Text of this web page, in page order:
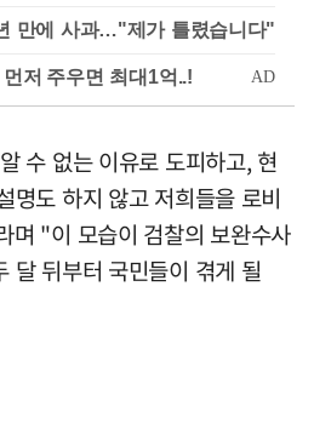
만에 사과…"제가 틀렸습니다"
수 없는 이유로 도피하고, 현
명도 하지 않고 저희들을 로비
며 "이 모습이 검찰의 보완수사
달 뒤부터 국민들이 겪게 될